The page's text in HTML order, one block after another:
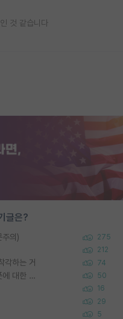
것 같습니다
글은?
의) 275
212
각하는 거 74
포스텍 억까에 대해 (동문의 학문적 아웃풋에 대한 반박) 50
16
29
5